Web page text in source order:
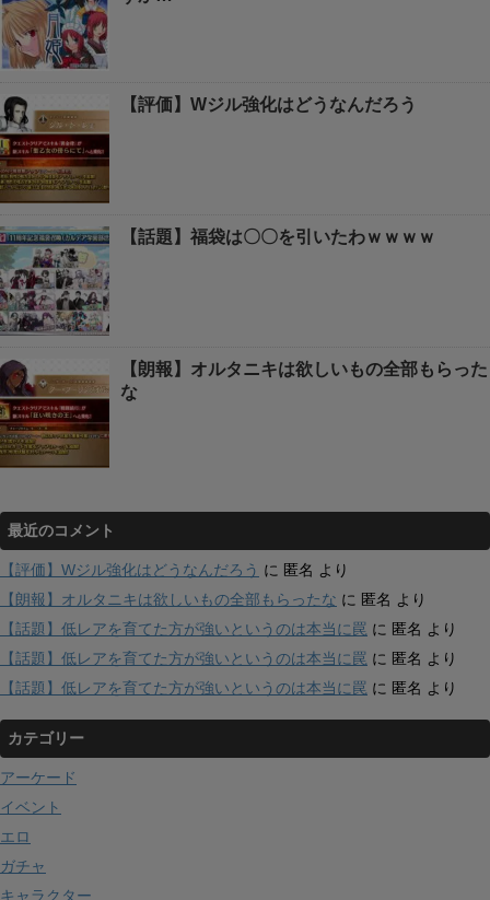
【評価】Wジル強化はどうなんだろう
【話題】福袋は〇〇を引いたわｗｗｗｗ
【朗報】オルタニキは欲しいもの全部もらった
な
最近のコメント
【評価】Wジル強化はどうなんだろう に 匿名 より
【朗報】オルタニキは欲しいもの全部もらったな に 匿名 より
【話題】低レアを育てた方が強いというのは本当に罠 に 匿名 より
【話題】低レアを育てた方が強いというのは本当に罠 に 匿名 より
【話題】低レアを育てた方が強いというのは本当に罠 に 匿名 より
カテゴリー
アーケード
イベント
エロ
ガチャ
キャラクター